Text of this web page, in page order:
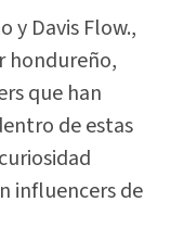
y Davis Flow.,
hondureño,
que han
de estas
influencers de